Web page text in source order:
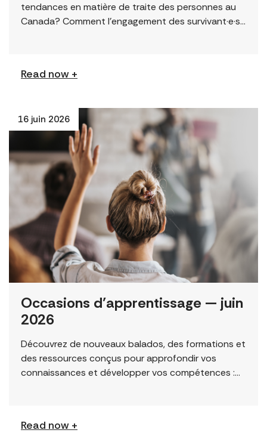
tendances en matière de traite des personnes au
Canada? Comment l’engagement des survivant·e·s
Read now +
16 juin 2026
Occasions d’apprentissage — juin
2026
Découvrez de nouveaux balados, des formations et
des ressources conçus pour approfondir vos
connaissances et développer vos compétences :
Read now +